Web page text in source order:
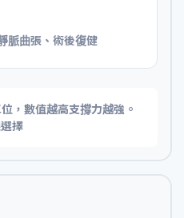
脈曲張、術後復健
，數值越高支撐力越強。
擇